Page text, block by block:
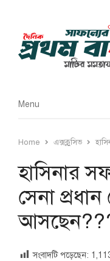
Menu
Menu
Home এক্সক্লুসিভ
হাসিনার
সেনা
সংবাদটি পড়েছেন: